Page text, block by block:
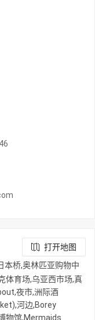
打开地图
本桥,奥林匹亚购物中
体育场,乌亚西市场,真
夜市,洲际酒
河边,Borey
物馆,Mermaids